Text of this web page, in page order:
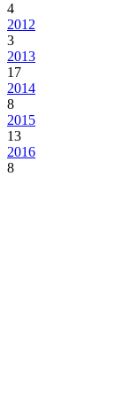
4
2012
3
2013
17
2014
8
2015
13
2016
8